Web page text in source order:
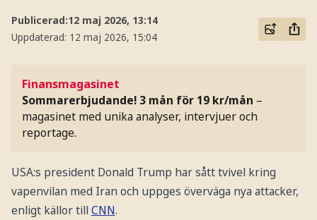
Publicerad:12 maj 2026, 13:14
Uppdaterad: 12 maj 2026, 15:04
Finansmagasinet
Sommarerbjudande! 3 mån för 19 kr/mån –
magasinet med unika analyser, intervjuer och
reportage.
USA:s president Donald Trump har sått tvivel kring
vapenvilan med Iran och uppges överväga nya attacker,
enligt källor till CNN.